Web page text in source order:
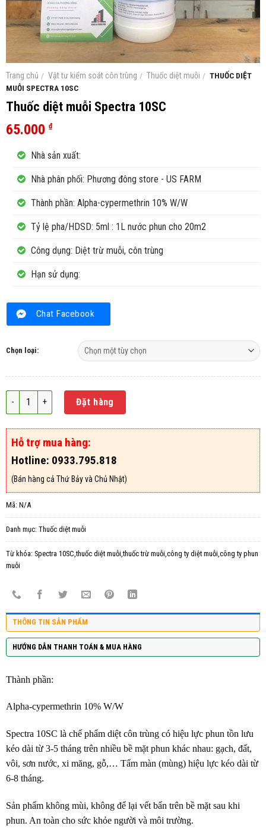
Trang chủ / Vật tư kiểm soát côn trùng / Thuốc diệt muỗi / THUỐC DIỆT
MUỖI SPECTRA 10SC
Thuốc diệt muỗi Spectra 10SC
65.000 ₫
Nhà sản xuất:
Nhà phân phối: Phương đông store - US FARM
Thành phần: Alpha-cypermethrin 10% W/W
Tỷ lệ pha/HDSD: 5ml : 1L nước phun cho 20m2
Công dụng: Diệt trừ muỗi, côn trùng
Hạn sử dụng:
Chat Facebook
Chọn loại:
Thuốc diệt muỗi Spectra 10SC số lượng
Đặt hàng
Hỗ trợ mua hàng:
Hotline: 0933.795.818
(Bán hàng cả Thứ Bảy và Chủ Nhật)
Mã: N/A
Danh mục: Thuốc diệt muỗi
Từ khóa: Spectra 10SC,thuốc diệt muỗi,thuốc trừ muỗi,công ty diệt muỗi,công ty phun
muỗi
THÔNG TIN SẢN PHẨM
HƯỚNG DẪN THANH TOÁN & MUA HÀNG
Thành phần:
Alpha-cypermethrin 10% W/W
Spectra 10SC là chế phẩm diệt côn trùng có hiệu lực phun tồn lưu
kéo dài từ 3-5 tháng trên nhiều bề mặt phun khác nhau: gạch, đất,
vôi, sơn nước, xi măng, gỗ,… Tẩm màn (mùng) hiệu lực kéo dài từ
6-8 tháng.
Sản phẩm không mùi, không để lại vết bẩn trên bề mặt sau khi
phun. An toàn cho sức khỏe người và môi trường.